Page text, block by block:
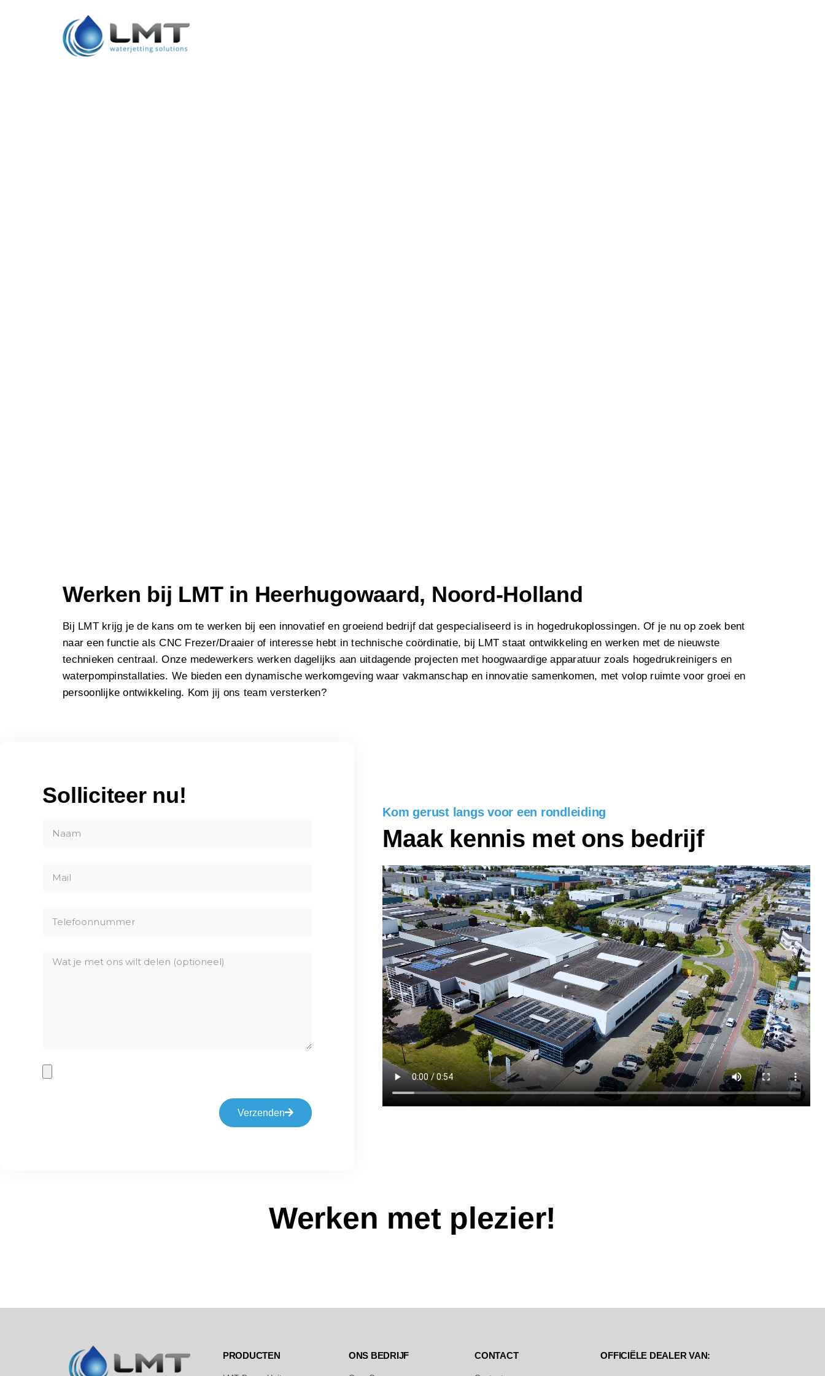
Werken bij LMT in Heerhugowaard, Noord-Holland
Bij LMT krijg je de kans om te werken bij een innovatief en groeiend bedrijf dat gespecialiseerd is in hogedrukoplossingen. Of je nu op zoek bent
naar een functie als CNC Frezer/Draaier of interesse hebt in technische coördinatie, bij LMT staat ontwikkeling en werken met de nieuwste
technieken centraal. Onze medewerkers werken dagelijks aan uitdagende projecten met hoogwaardige apparatuur zoals hogedrukreinigers en
waterpompinstallaties. We bieden een dynamische werkomgeving waar vakmanschap en innovatie samenkomen, met volop ruimte voor groei en
persoonlijke ontwikkeling. Kom jij ons team versterken?
Solliciteer nu!
Verzenden
Kom gerust langs voor een rondleiding
Maak kennis met ons bedrijf
Werken met plezier!
PRODUCTEN ONS BEDRIJF CONTACT OFFICIËLE DEALER VAN: